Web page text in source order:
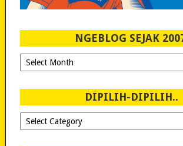
NGEBLOG SEJAK
Ngeblog
Sejak
DIPILIH-DIPILIH..
Dipilih-
dipilih..